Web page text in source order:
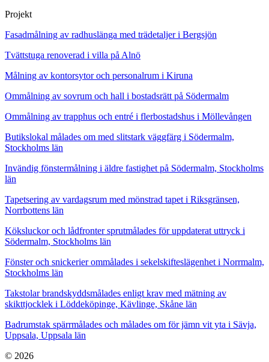
Projekt
Fasadmålning av radhuslänga med trädetaljer i Bergsjön
Tvättstuga renoverad i villa på Alnö
Målning av kontorsytor och personalrum i Kiruna
Ommålning av sovrum och hall i bostadsrätt på Södermalm
Ommålning av trapphus och entré i flerbostadshus i Möllevången
Butikslokal målades om med slitstark väggfärg i Södermalm,
Stockholms län
Invändig fönstermålning i äldre fastighet på Södermalm, Stockholms
län
Tapetsering av vardagsrum med mönstrad tapet i Riksgränsen,
Norrbottens län
Köksluckor och lådfronter sprutmålades för uppdaterat uttryck i
Södermalm, Stockholms län
Fönster och snickerier ommålades i sekelskifteslägenhet i Norrmalm,
Stockholms län
Takstolar brandskyddsmålades enligt krav med mätning av
skikttjocklek i Löddeköpinge, Kävlinge, Skåne län
Badrumstak spärrmålades och målades om för jämn vit yta i Sävja,
Uppsala, Uppsala län
© 2026